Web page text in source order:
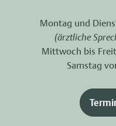
Montag und
(ärztliche
Mittwoch bis
Samstag